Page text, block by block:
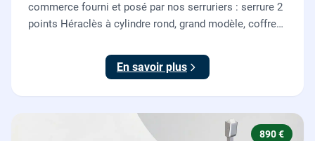
commerce fourni et posé par nos serruriers : serrure 2
points Héraclès à cylindre rond, grand modèle, coffre
des deux points de verrouillage.
En savoir plus
890 €